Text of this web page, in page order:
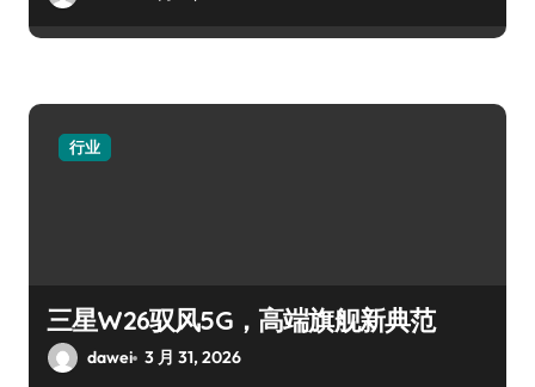
行业
三星W26驭风5G，高端旗舰新典范
dawei 3 月 31, 2026